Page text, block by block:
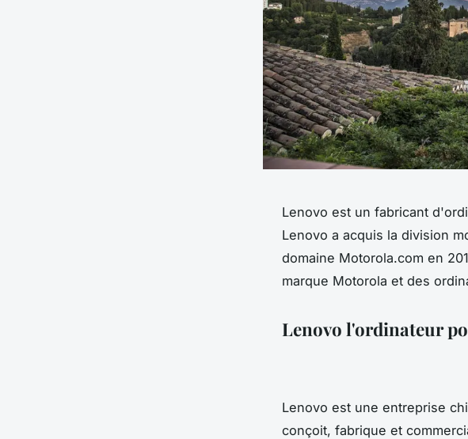
Lenovo est un fabricant
Lenovo a acquis la division
domaine Motorola.com en
marque Motorola et des
Lenovo l'ordinateur
Lenovo est une entreprise
conçoit, fabrique et